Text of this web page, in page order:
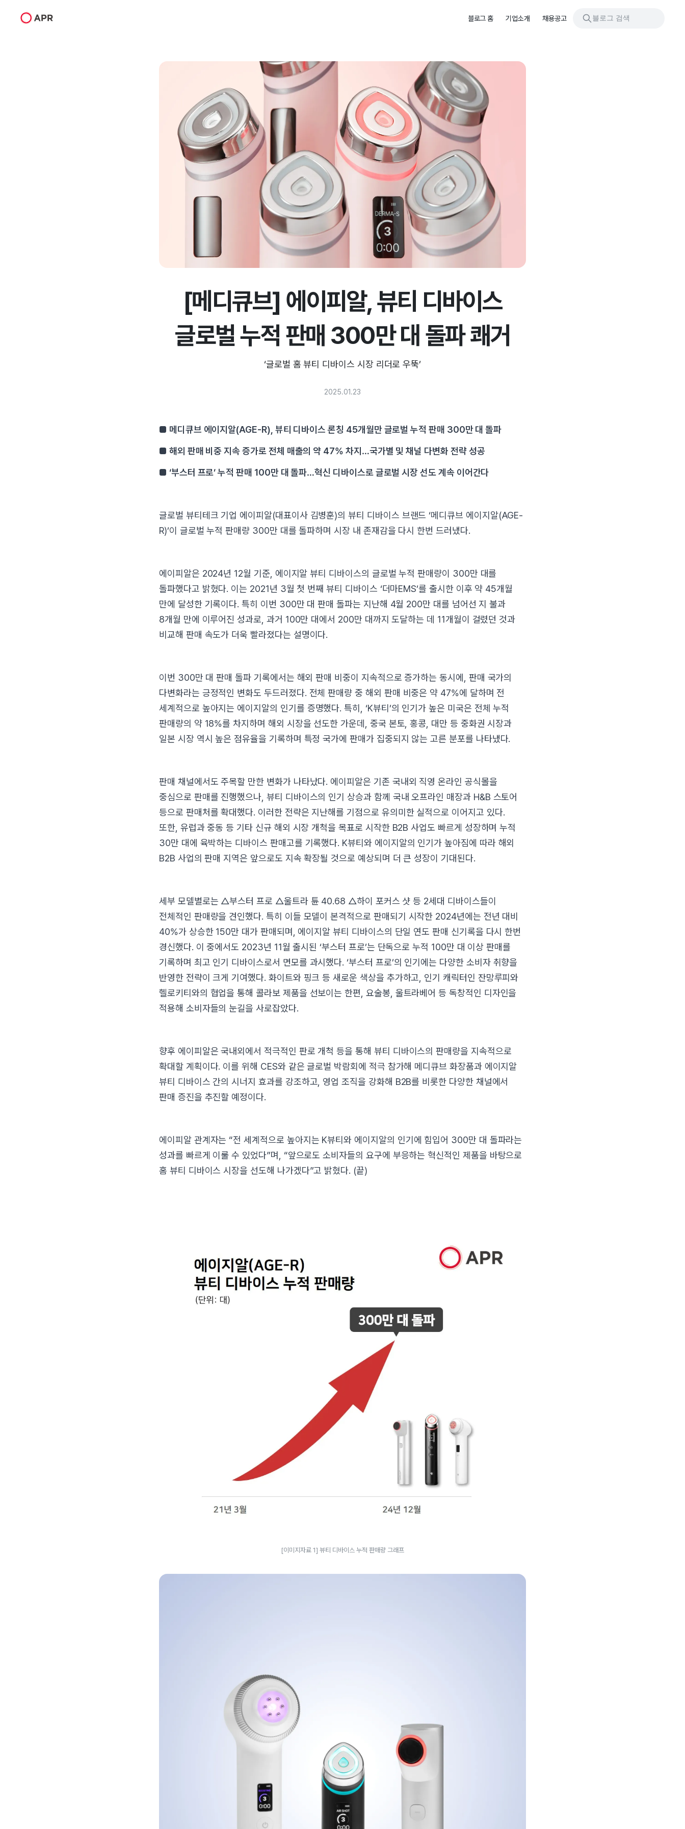
블로그 홈 기업소개 채용공고 블로그 검색
[메디큐브] 에이피알, 뷰티 디바이스
글로벌 누적 판매 300만 대 돌파 쾌거
‘글로벌 홈 뷰티 디바이스 시장 리더로 우뚝’
2025.01.23
■ 메디큐브 에이지알(AGE-R), 뷰티 디바이스 론칭 45개월만 글로벌 누적 판매 300만 대 돌파
■ 해외 판매 비중 지속 증가로 전체 매출의 약 47% 차지…국가별 및 채널 다변화 전략 성공
■ ‘부스터 프로’ 누적 판매 100만 대 돌파…혁신 디바이스로 글로벌 시장 선도 계속 이어간다
글로벌 뷰티테크 기업 에이피알(대표이사 김병훈)의 뷰티 디바이스 브랜드 ‘메디큐브 에이지알(AGE-
R)’이 글로벌 누적 판매량 300만 대를 돌파하며 시장 내 존재감을 다시 한번 드러냈다.
에이피알은 2024년 12월 기준, 에이지알 뷰티 디바이스의 글로벌 누적 판매량이 300만 대를
돌파했다고 밝혔다. 이는 2021년 3월 첫 번째 뷰티 디바이스 ‘더마EMS’를 출시한 이후 약 45개월
만에 달성한 기록이다. 특히 이번 300만 대 판매 돌파는 지난해 4월 200만 대를 넘어선 지 불과
8개월 만에 이루어진 성과로, 과거 100만 대에서 200만 대까지 도달하는 데 11개월이 걸렸던 것과
비교해 판매 속도가 더욱 빨라졌다는 설명이다.
이번 300만 대 판매 돌파 기록에서는 해외 판매 비중이 지속적으로 증가하는 동시에, 판매 국가의
다변화라는 긍정적인 변화도 두드러졌다. 전체 판매량 중 해외 판매 비중은 약 47%에 달하며 전
세계적으로 높아지는 에이지알의 인기를 증명했다. 특히, ‘K뷰티’의 인기가 높은 미국은 전체 누적
판매량의 약 18%를 차지하며 해외 시장을 선도한 가운데, 중국 본토, 홍콩, 대만 등 중화권 시장과
일본 시장 역시 높은 점유율을 기록하며 특정 국가에 판매가 집중되지 않는 고른 분포를 나타냈다.
판매 채널에서도 주목할 만한 변화가 나타났다. 에이피알은 기존 국내외 직영 온라인 공식몰을
중심으로 판매를 진행했으나, 뷰티 디바이스의 인기 상승과 함께 국내 오프라인 매장과 H&B 스토어
등으로 판매처를 확대했다. 이러한 전략은 지난해를 기점으로 유의미한 실적으로 이어지고 있다.
또한, 유럽과 중동 등 기타 신규 해외 시장 개척을 목표로 시작한 B2B 사업도 빠르게 성장하며 누적
30만 대에 육박하는 디바이스 판매고를 기록했다. K뷰티와 에이지알의 인기가 높아짐에 따라 해외
B2B 사업의 판매 지역은 앞으로도 지속 확장될 것으로 예상되며 더 큰 성장이 기대된다.
세부 모델별로는 △부스터 프로 △울트라 튠 40.68 △하이 포커스 샷 등 2세대 디바이스들이
전체적인 판매량을 견인했다. 특히 이들 모델이 본격적으로 판매되기 시작한 2024년에는 전년 대비
40%가 상승한 150만 대가 판매되며, 에이지알 뷰티 디바이스의 단일 연도 판매 신기록을 다시 한번
경신했다. 이 중에서도 2023년 11월 출시된 ‘부스터 프로’는 단독으로 누적 100만 대 이상 판매를
기록하며 최고 인기 디바이스로서 면모를 과시했다. ‘부스터 프로’의 인기에는 다양한 소비자 취향을
반영한 전략이 크게 기여했다. 화이트와 핑크 등 새로운 색상을 추가하고, 인기 캐릭터인 잔망루피와
헬로키티와의 협업을 통해 콜라보 제품을 선보이는 한편, 요술봉, 울트라베어 등 독창적인 디자인을
적용해 소비자들의 눈길을 사로잡았다.
향후 에이피알은 국내외에서 적극적인 판로 개척 등을 통해 뷰티 디바이스의 판매량을 지속적으로
확대할 계획이다. 이를 위해 CES와 같은 글로벌 박람회에 적극 참가해 메디큐브 화장품과 에이지알
뷰티 디바이스 간의 시너지 효과를 강조하고, 영업 조직을 강화해 B2B를 비롯한 다양한 채널에서
판매 증진을 추진할 예정이다.
에이피알 관계자는 “전 세계적으로 높아지는 K뷰티와 에이지알의 인기에 힘입어 300만 대 돌파라는
성과를 빠르게 이룰 수 있었다”며, “앞으로도 소비자들의 요구에 부응하는 혁신적인 제품을 바탕으로
홈 뷰티 디바이스 시장을 선도해 나가겠다”고 밝혔다. (끝)
[이미지자료 1] 뷰티 디바이스 누적 판매량 그래프